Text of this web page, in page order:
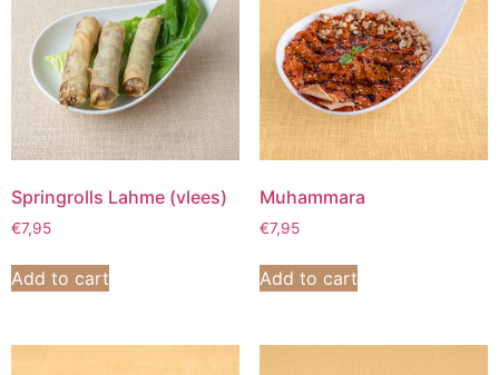
Springrolls Lahme (vlees)
€7,95
Add to cart
Muhammara
€7,95
Add to cart